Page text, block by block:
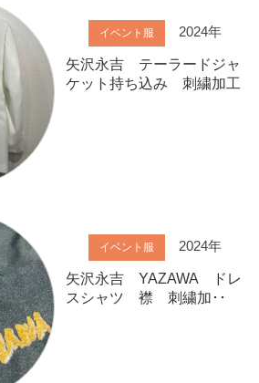
イベント服 2024年
矢沢永吉 テーラードジャ
ケット持ち込み 刺繍加工
イベント服 2024年
矢沢永吉 YAZAWA ドレ
スシャツ 襟 刺繍加･･